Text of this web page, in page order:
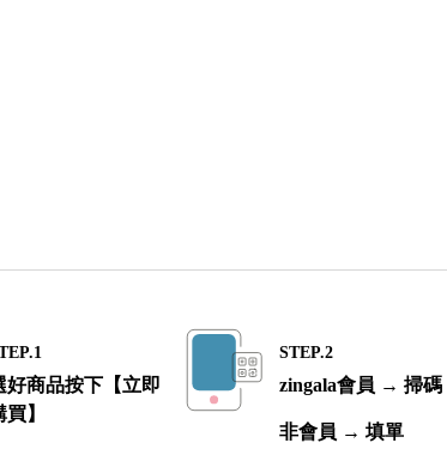
好商品按下【立即
買】
STEP.2
zingala會員 → 掃碼
非會員 → 填單